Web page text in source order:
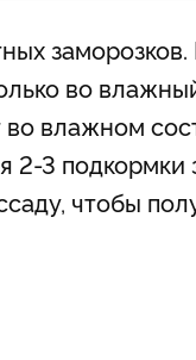
во
влажном
2-3 подкормки
чтобы